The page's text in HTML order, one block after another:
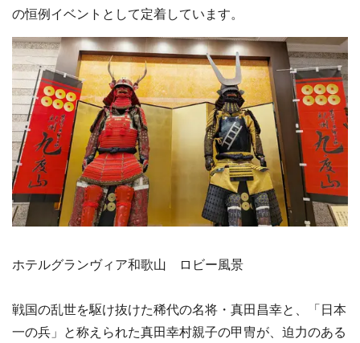
の恒例イベントとして定着しています。
ホテルグランヴィア和歌山 ロビー風景
戦国の乱世を駆け抜けた稀代の名将・真田昌幸と、「日本
一の兵」と称えられた真田幸村親子の甲冑が、迫力のある